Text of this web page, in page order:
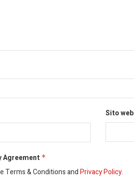
Sito web
Agreement *
Terms & Conditions andPrivacy Policy.